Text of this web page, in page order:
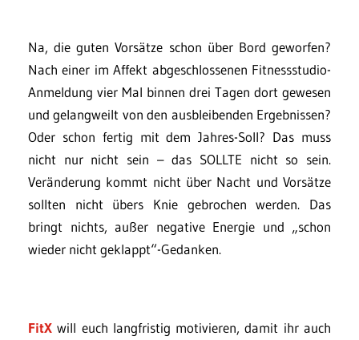
Na, die guten Vorsätze schon über Bord geworfen?
Nach einer im Affekt abgeschlossenen Fitnessstudio-
Anmeldung vier Mal binnen drei Tagen dort gewesen
und gelangweilt von den ausbleibenden Ergebnissen?
Oder schon fertig mit dem Jahres-Soll? Das muss
nicht nur nicht sein – das SOLLTE nicht so sein.
Veränderung kommt nicht über Nacht und Vorsätze
sollten nicht übers Knie gebrochen werden. Das
bringt nichts, außer negative Energie und „schon
wieder nicht geklappt“-Gedanken.
FitX will euch langfristig motivieren, damit ihr auch